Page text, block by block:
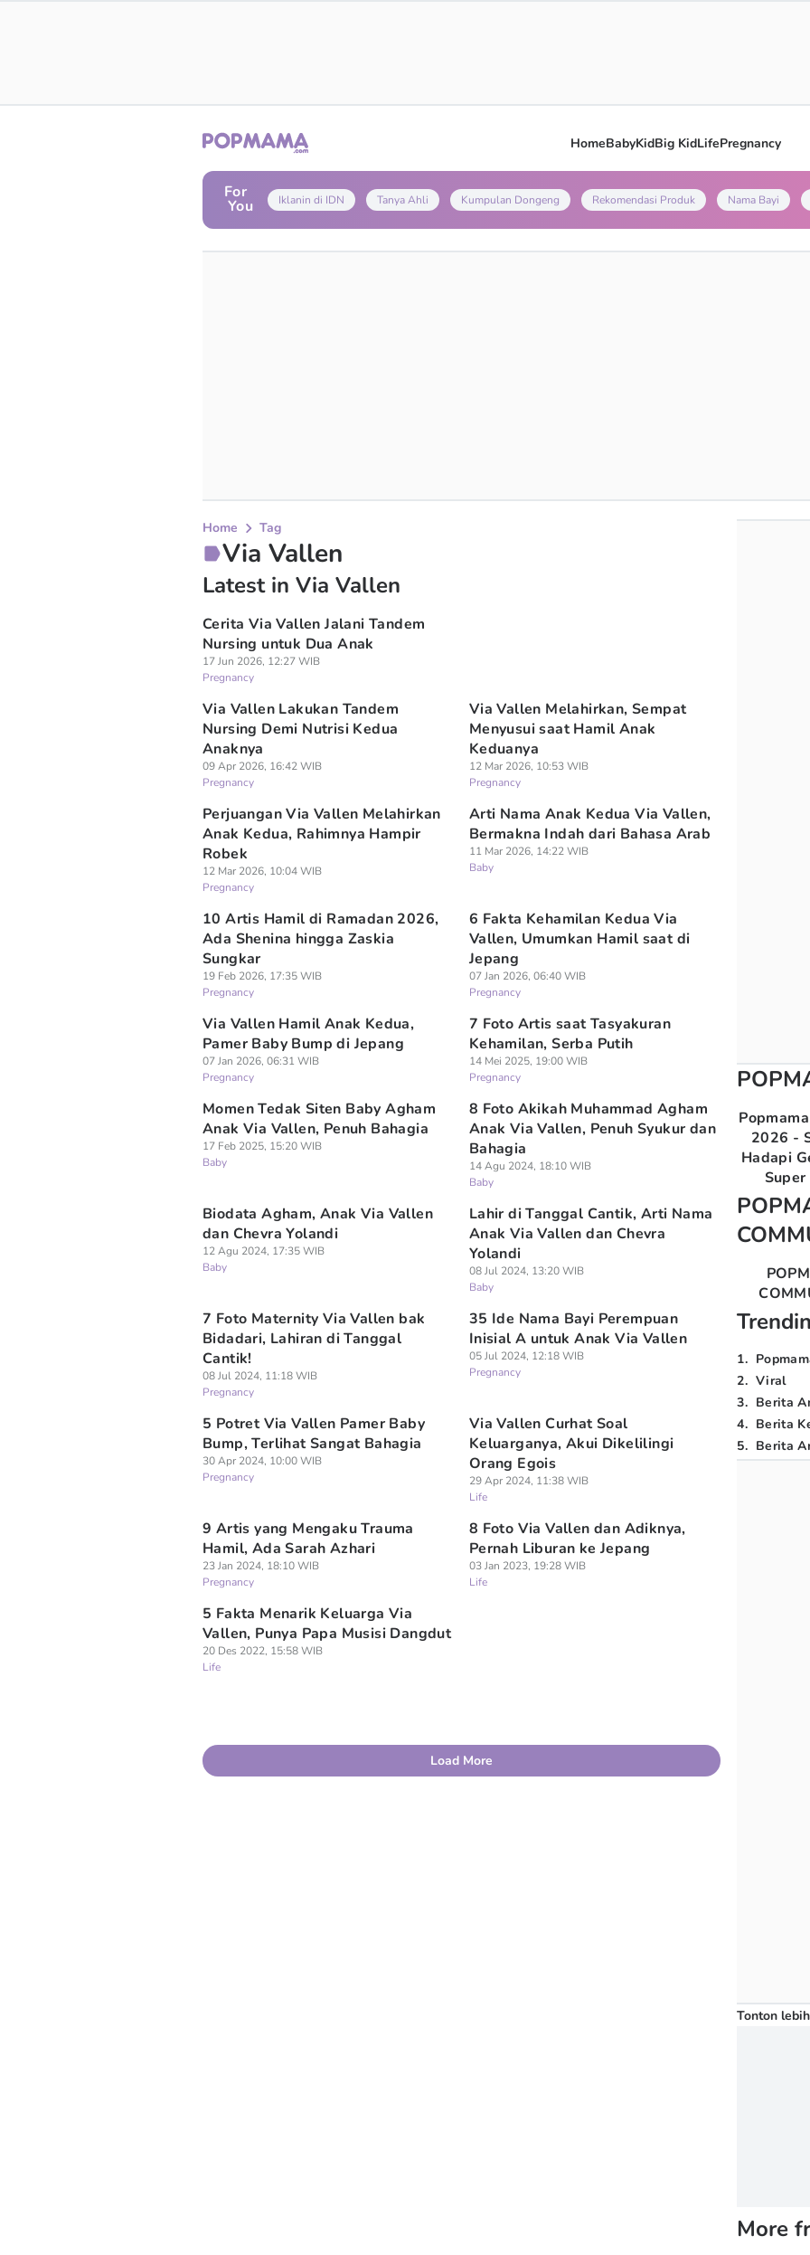
HomeBabyKidBig KidLifePregnancy
For
You Iklanin di IDN Tanya Ahli Kumpulan Dongeng Rekomendasi Produk Nama Bayi
Home Tag
Via Vallen
Latest in Via Vallen
Cerita Via Vallen Jalani Tandem
Nursing untuk Dua Anak
17 Jun 2026, 12:27 WIB
Pregnancy
Via Vallen Lakukan Tandem
Nursing Demi Nutrisi Kedua
Anaknya
09 Apr 2026, 16:42 WIB
Pregnancy
Via Vallen Melahirkan, Sempat
Menyusui saat Hamil Anak
Keduanya
12 Mar 2026, 10:53 WIB
Pregnancy
Perjuangan Via Vallen Melahirkan
Anak Kedua, Rahimnya Hampir
Robek
12 Mar 2026, 10:04 WIB
Pregnancy
Arti Nama Anak Kedua Via Vallen,
Bermakna Indah dari Bahasa Arab
11 Mar 2026, 14:22 WIB
Baby
10 Artis Hamil di Ramadan 2026,
Ada Shenina hingga Zaskia
Sungkar
19 Feb 2026, 17:35 WIB
Pregnancy
6 Fakta Kehamilan Kedua Via
Vallen, Umumkan Hamil saat di
Jepang
07 Jan 2026, 06:40 WIB
Pregnancy
Via Vallen Hamil Anak Kedua,
Pamer Baby Bump di Jepang
07 Jan 2026, 06:31 WIB
Pregnancy
7 Foto Artis saat Tasyakuran
Kehamilan, Serba Putih
14 Mei 2025, 19:00 WIB
Pregnancy
Momen Tedak Siten Baby Agham
Anak Via Vallen, Penuh Bahagia
17 Feb 2025, 15:20 WIB
Baby
8 Foto Akikah Muhammad Agham
Anak Via Vallen, Penuh Syukur dan
Bahagia
14 Agu 2024, 18:10 WIB
Baby
Biodata Agham, Anak Via Vallen
dan Chevra Yolandi
12 Agu 2024, 17:35 WIB
Baby
Lahir di Tanggal Cantik, Arti Nama
Anak Via Vallen dan Chevra
Yolandi
08 Jul 2024, 13:20 WIB
Baby
7 Foto Maternity Via Vallen bak
Bidadari, Lahiran di Tanggal
Cantik!
08 Jul 2024, 11:18 WIB
Pregnancy
35 Ide Nama Bayi Perempuan
Inisial A untuk Anak Via Vallen
05 Jul 2024, 12:18 WIB
Pregnancy
5 Potret Via Vallen Pamer Baby
Bump, Terlihat Sangat Bahagia
30 Apr 2024, 10:00 WIB
Pregnancy
Via Vallen Curhat Soal
Keluarganya, Akui Dikelilingi
Orang Egois
29 Apr 2024, 11:38 WIB
Life
9 Artis yang Mengaku Trauma
Hamil, Ada Sarah Azhari
23 Jan 2024, 18:10 WIB
Pregnancy
8 Foto Via Vallen dan Adiknya,
Pernah Liburan ke Jepang
03 Jan 2023, 19:28 WIB
Life
5 Fakta Menarik Keluarga Via
Vallen, Punya Papa Musisi Dangdut
20 Des 2022, 15:58 WIB
Life
Load More
2026 -
Hadapi
1.
2. Viral
3. Berita
4. Berita
5. Berita
Tonton
More